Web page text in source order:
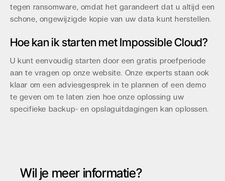
tegen ransomware, omdat het garandeert dat u altijd een
schone, ongewijzigde kopie van uw data kunt herstellen.
Hoe kan ik starten met Impossible Cloud?
U kunt eenvoudig starten door een gratis proefperiode
aan te vragen op onze website. Onze experts staan ook
klaar om een adviesgesprek in te plannen of een demo
te geven om te laten zien hoe onze oplossing uw
specifieke backup- en opslaguitdagingen kan oplossen.
Wil je meer informatie?